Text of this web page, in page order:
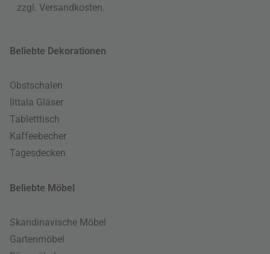
zzgl. Versandkosten
Beliebte Dekorationen
Obstschalen
Iittala Gläser
Tabletttisch
Kaffeebecher
Tagesdecken
Beliebte Möbel
Skandinavische Möbel
Gartenmöbel